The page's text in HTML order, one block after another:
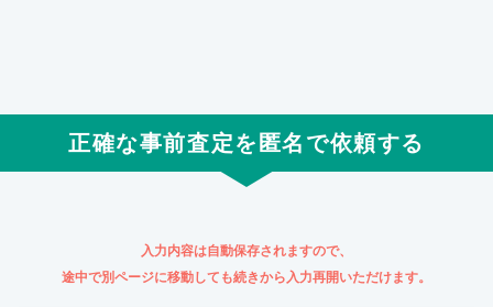
正確な事前査定を匿名で依頼する
入力内容は自動保存されますので、
途中で別ページに移動しても続きから入力再開いただけます。